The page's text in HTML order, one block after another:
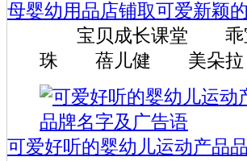
母婴幼用品店铺取可爱新颖
宝贝成长课堂 乖
珠 蓓儿健 美朵
可爱好听的婴幼儿运动产品